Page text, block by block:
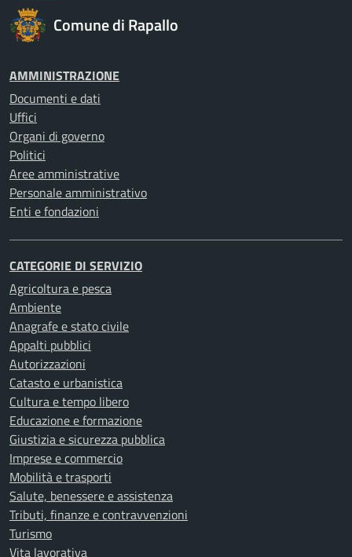
Comune di Rapallo
AMMINISTRAZIONE
Documenti e dati
Uffici
Organi di governo
Politici
Aree amministrative
Personale amministrativo
Enti e fondazioni
CATEGORIE DI SERVIZIO
Agricoltura e pesca
Ambiente
Anagrafe e stato civile
Appalti pubblici
Autorizzazioni
Catasto e urbanistica
Cultura e tempo libero
Educazione e formazione
Giustizia e sicurezza pubblica
Imprese e commercio
Mobilità e trasporti
Salute, benessere e assistenza
Tributi, finanze e contravvenzioni
Turismo
Vita lavorativa